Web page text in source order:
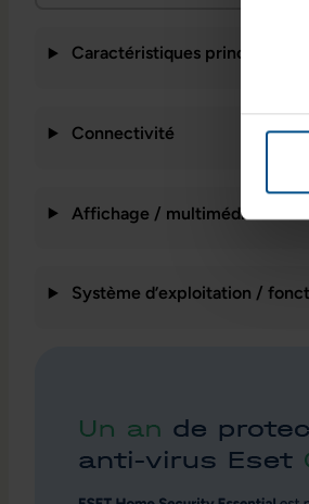
Caractéristiques principales
Connectivité
Affichage / multimédia
Système d’exploitation /